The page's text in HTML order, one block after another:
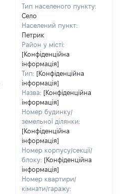
Тип населеного пункту:
Село
Населений пункт:
Петрик
Район у місті:
[Конфіденційна
інформація]
Тип: [Конфіденційна
інформація]
Назва: [Конфіденційна
інформація]
Номер будинку/
земельної ділянки:
[Конфіденційна
інформація]
Номер корпусу/секції/
блоку: [Конфіденційна
інформація]
Номер квартири/
кімнати/гаражу: